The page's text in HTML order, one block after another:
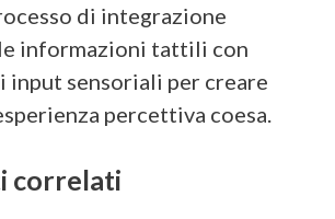
di integrazione
informazioni tattili con
input sensoriali per creare
percettiva coesa.
correlati